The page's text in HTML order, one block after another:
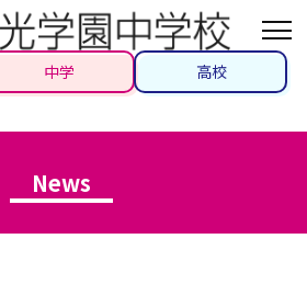
中学 高校
News